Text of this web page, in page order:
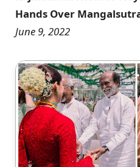
Hands Over
June 9, 2022